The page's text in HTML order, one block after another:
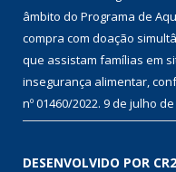
âmbito do Programa de
compra com doação
que assistam famílias em
insegurança alimentar,
nº 01460/2022. 9 de julho de
DESENVOLVIDO POR CR2